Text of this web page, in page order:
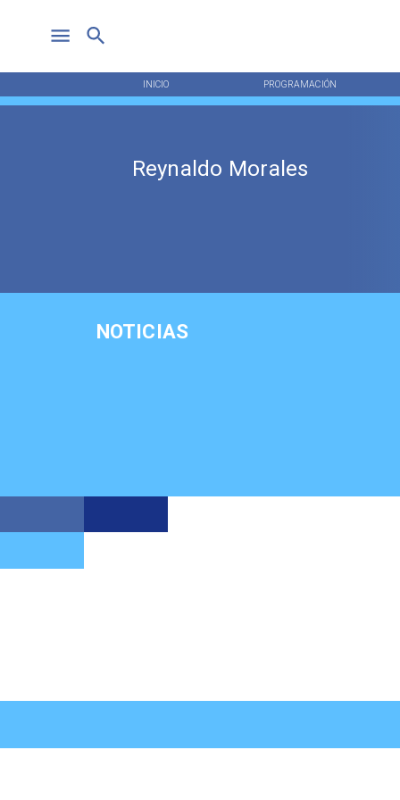
INICIO PROGRAMACIÓN
Reynaldo Morales
NOTICIAS